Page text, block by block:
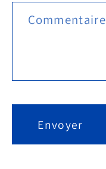
Commentaire
Envoyer